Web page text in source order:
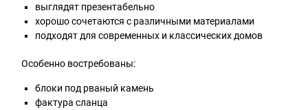
выглядят презентабельно
хорошо сочетаются с различными материалами
подходят для современных и классических домов
Особенно востребованы:
блоки под рваный камень
фактура сланца